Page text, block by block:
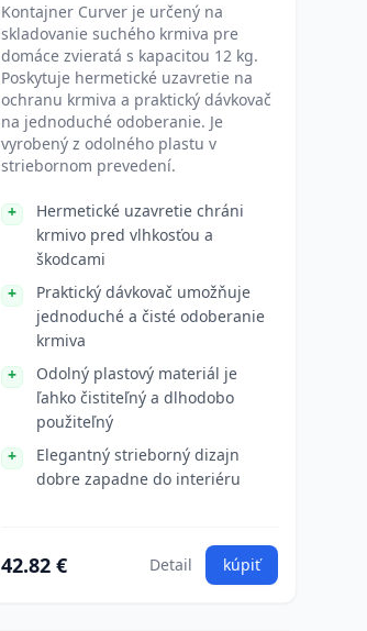
Kontajner Curver je určený na
skladovanie suchého krmiva pre
domáce zvieratá s kapacitou 12 kg.
Poskytuje hermetické uzavretie na
ochranu krmiva a praktický dávkovač
na jednoduché odoberanie. Je
vyrobený z odolného plastu v
striebornom prevedení.
Hermetické uzavretie chráni
krmivo pred vlhkosťou a
škodcami
Praktický dávkovač umožňuje
jednoduché a čisté odoberanie
krmiva
Odolný plastový materiál je
ľahko čistiteľný a dlhodobo
použiteľný
Elegantný strieborný dizajn
dobre zapadne do interiéru
42.82 € Detail kúpiť